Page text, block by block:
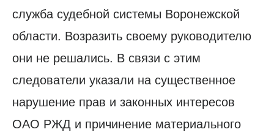
служба судебной системы Воронежской
области. Возразить своему руководителю
они не решались. В связи с этим
следователи указали на существенное
нарушение прав и законных интересов
ОАО РЖД и причинение материального